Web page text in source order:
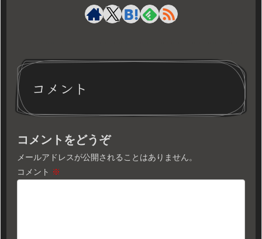
コメント
コメントをどうぞ
メールアドレスが公開されることはありません。
コメント ※